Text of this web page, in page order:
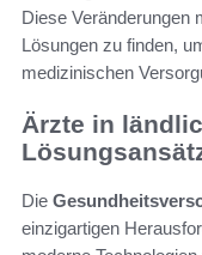
Diese Veränderungen
Lösungen zu finden,
medizinischen
Ärzte in
Die
einzigartigen